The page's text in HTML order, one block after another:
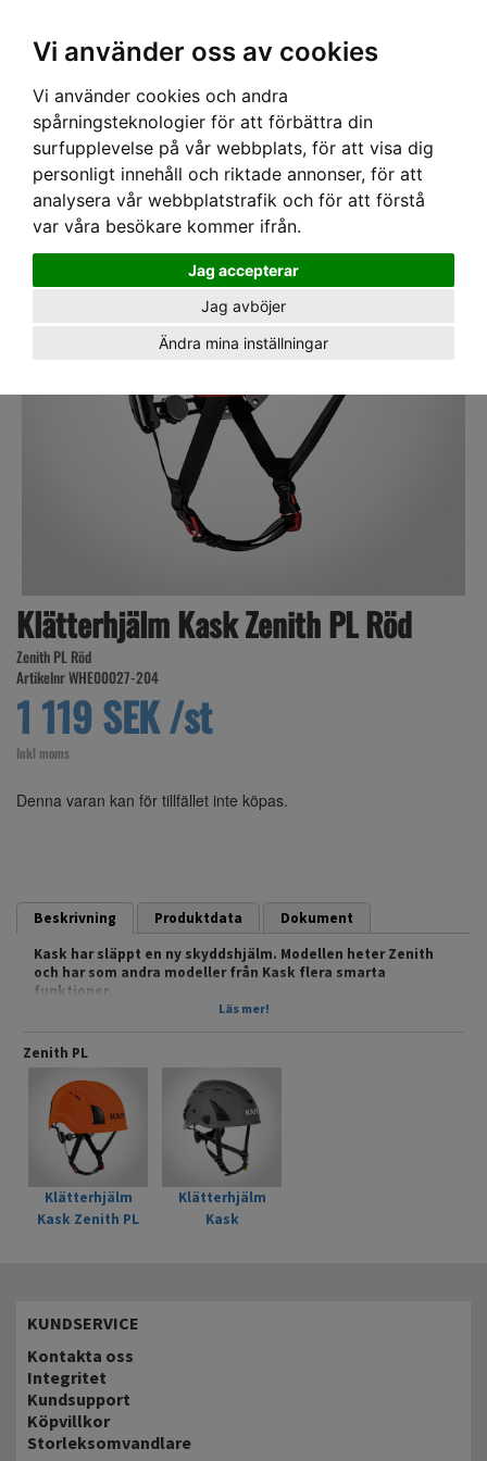
Vi använder oss av cookies
Vi använder cookies och andra
spårningsteknologier för att förbättra din
surfupplevelse på vår webbplats, för att visa dig
personligt innehåll och riktade annonser, för att
analysera vår webbplatstrafik och för att förstå
var våra besökare kommer ifrån.
Jag accepterar
Jag avböjer
Ändra mina inställningar
Hem ›SKYDDSHJÄLMAR›HÖGHÖJDSHJÄLMAR
Röd
Klätterhjälm Kask Zenith PL Röd
Zenith PL Röd
Artikelnr WHE00027-204
1 119 SEK /st
Inkl moms
Denna varan kan för tillfället inte köpas.
Beskrivning Produktdata
Dokument
Kask har släppt en ny skyddshjälm. Modellen heter Zenith
och har som andra modeller från Kask flera smarta
funktioner.
ventilationshål och fästen för pannlampa. Den är dessutom
lätt, endast 400g. Snabbinställning för storlek med ett hjul i
nacken och ring för fastsättning i selen finns på
hakremmen. Plats för personlig märkning.
Till skillnad mot Plasma så har Zenith färdiga slitsar för
hörselskydd/hjälmkåpor. Inga extra adaptrar behövs.
Läs mer!
Zenith PL
Klätterhjälm
Kask Zenith PL
Klätterhjälm
Kask
KUNDSERVICE
Kontakta oss
Integritet
Kundsupport
Köpvillkor
Storleksomvandlare